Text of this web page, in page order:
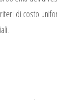
di costo